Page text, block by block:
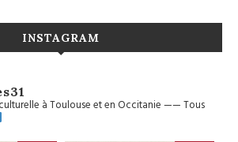
INSTAGRAM
à Toulouse et en Occitanie——Tous